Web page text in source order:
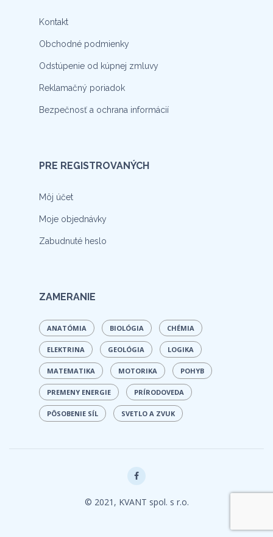
Kontakt
Obchodné podmienky
Odstúpenie od kúpnej zmluvy
Reklamačný poriadok
Bezpečnosť a ochrana informácií
PRE REGISTROVANÝCH
Môj účet
Moje objednávky
Zabudnuté heslo
ZAMERANIE
ANATÓMIA BIOLÓGIA CHÉMIA
ELEKTRINA GEOLÓGIA LOGIKA
MATEMATIKA MOTORIKA POHYB
PREMENY ENERGIE PRÍRODOVEDA
PÔSOBENIE SÍL SVETLO A ZVUK
© 2021, KVANT spol. s r.o.